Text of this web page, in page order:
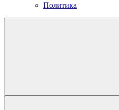
Политика